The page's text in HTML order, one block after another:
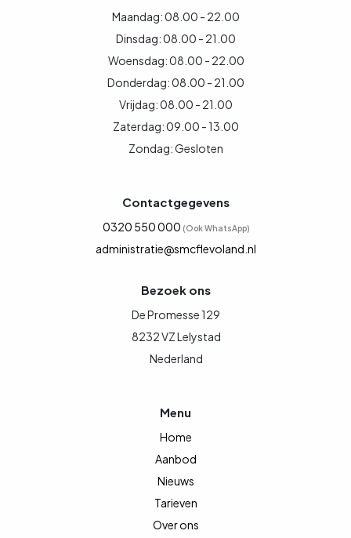
Maandag: 08.00 - 22.00
Dinsdag: 08.00 - 21.00
Woensdag: 08.00 - 22.00
Donderdag: 08.00 - 21.00
Vrijdag: 08.00 - 21.00
Zaterdag: 09.00 - 13.00
Zondag: Gesloten
Contactgegevens
0320 550 000 (Ook WhatsApp)
administratie@smcflevoland.nl
Bezoek ons
De Promesse 129
8232 VZ Lelystad
Nederland
Menu
Home
Aanbod
Nieuws
Tarieven
Over ons